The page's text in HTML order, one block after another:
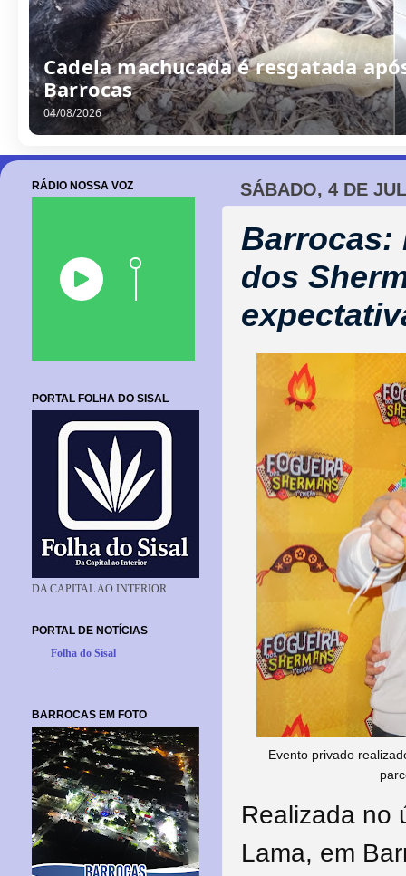
/
0
8
2
0
2
6
SÁBADO, 4 DE
Barrocas:
dos
Evento privado
Realizada no
Lama, em
RÁDIO NOSSA VOZ
PORTAL FOLHA DO SISAL
DA CAPITAL AO INTERIOR
PORTAL DE NOTÍCIAS
Folha do Sisal
-
BARROCAS EM FOTO